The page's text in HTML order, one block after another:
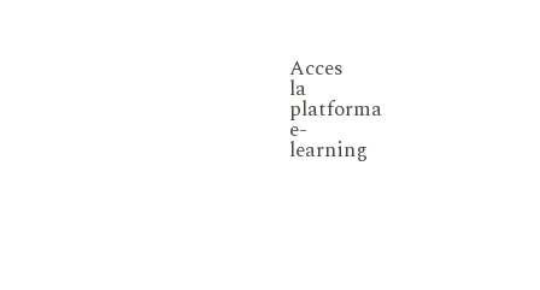
Acces
la
platforma
e-
learning